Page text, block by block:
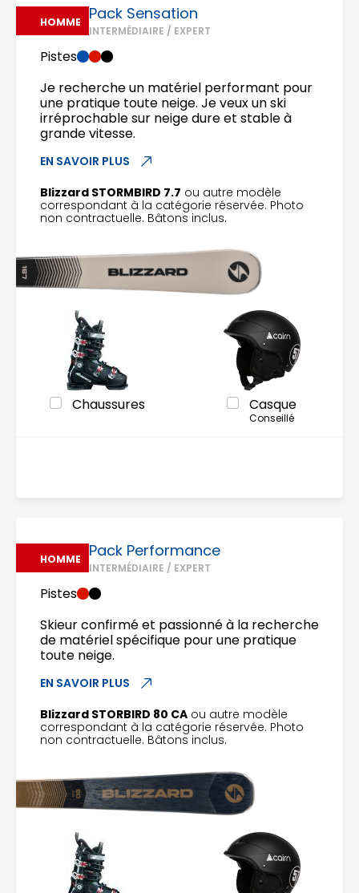
HOMME Pack Sensation
INTERMÉDIAIRE / EXPERT
Pistes
Je recherche un matériel performant pour
une pratique toute neige. Je veux un ski
irréprochable sur neige dure et stable à
grande vitesse.
EN SAVOIR PLUS
Blizzard STORMBIRD 7.7 ou autre modèle
correspondant à la catégorie réservée. Photo
non contractuelle. Bâtons inclus.
Chaussures Casque
Conseillé
HOMME Pack Performance
INTERMÉDIAIRE / EXPERT
Pistes
Skieur confirmé et passionné à la recherche
de matériel spécifique pour une pratique
toute neige.
EN SAVOIR PLUS
Blizzard STORBIRD 80 CA ou autre modèle
correspondant à la catégorie réservée. Photo
non contractuelle. Bâtons inclus.